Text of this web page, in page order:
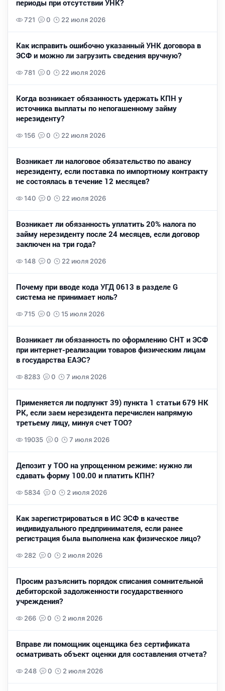
периоды при отсутствии УНК?
721 0 22 июля 2026
Как исправить ошибочно указанный УНК договора в
ЭСФ и можно ли загрузить сведения вручную?
781 0 22 июля 2026
Когда возникает обязанность удержать КПН у
источника выплаты по непогашенному займу
нерезиденту?
156 0 22 июля 2026
Возникает ли налоговое обязательство по авансу
нерезиденту, если поставка по импортному контракту
не состоялась в течение 12 месяцев?
140 0 22 июля 2026
Возникает ли обязанность уплатить 20% налога по
займу нерезиденту после 24 месяцев, если договор
заключен на три года?
148 0 22 июля 2026
Почему при вводе кода УГД 0613 в разделе G
система не принимает ноль?
715 0 15 июля 2026
Возникает ли обязанность по оформлению СНТ и ЭСФ
при интернет-реализации товаров физическим лицам
в государства ЕАЭС?
8283 0 7 июля 2026
Применяется ли подпункт 39) пункта 1 статьи 679 НК
РК, если заем нерезидента перечислен напрямую
третьему лицу, минуя счет ТОО?
19035 0 7 июля 2026
Депозит у ТОО на упрощенном режиме: нужно ли
сдавать форму 100.00 и платить КПН?
5834 0 2 июля 2026
Как зарегистрироваться в ИС ЭСФ в качестве
индивидуального предпринимателя, если ранее
регистрация была выполнена как физическое лицо?
282 0 2 июля 2026
Просим разъяснить порядок списания сомнительной
дебиторской задолженности государственного
учреждения?
266 0 2 июля 2026
Вправе ли помощник оценщика без сертификата
осматривать объект оценки для составления отчета?
248 0 2 июля 2026